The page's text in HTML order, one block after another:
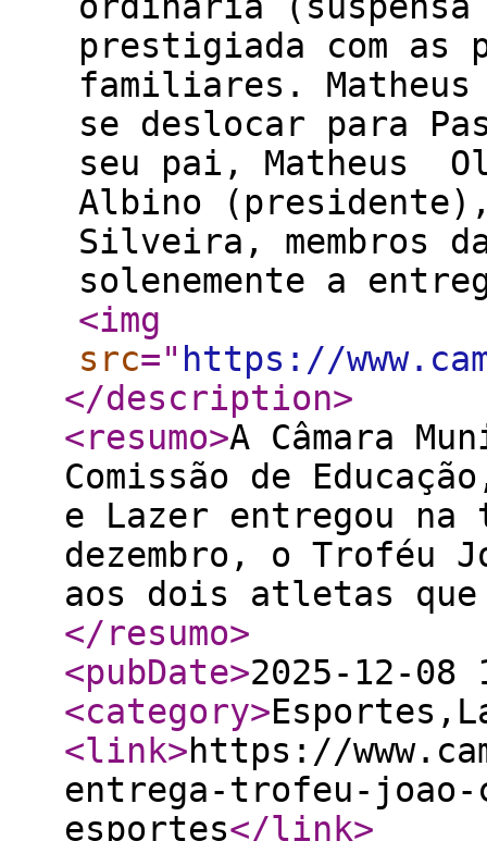
prestigiada com as
familiares. Matheus
se deslocar para
seu pai, Matheus
Albino (presidente),
Silveira, membros
solenemente a
<img
src=" https://
</description>
<resumo>A Câmara
Comissão de
e Lazer entregou
dezembro, o Troféu
aos dois atletas que
</resumo>
<pubDate>2025-12-08
<category>
<link>https://
entrega-trofeu-joao-
esportes</link>